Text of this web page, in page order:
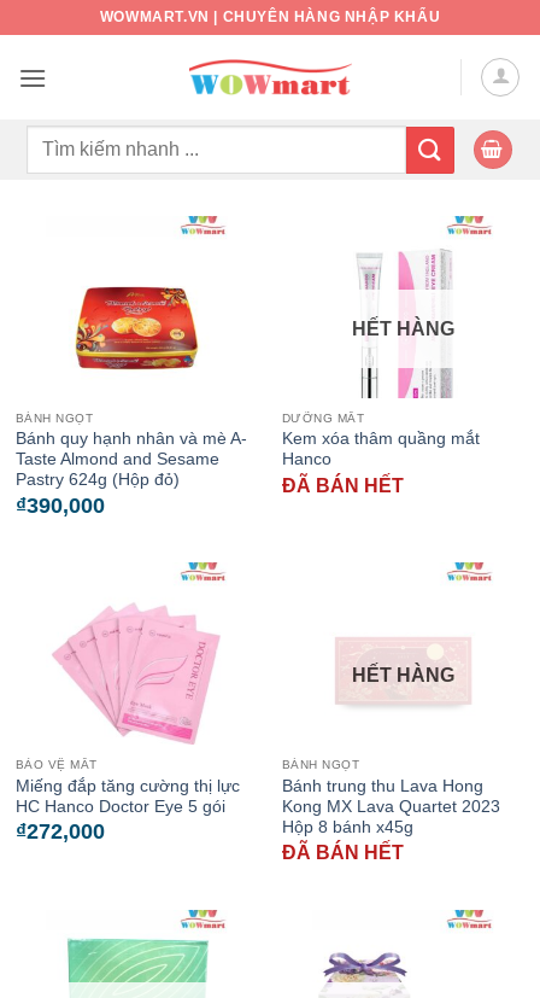
nội
WOWMART.VN | CHUYÊN HÀNG NHẬP KHẨU
Tìm
BÁNH NGỌT
Bánh quy hạnh nhân và mè A-
Taste Almond and Sesame
Pastry 624g (Hộp đỏ)
₫390,000
HẾT HÀNG
DƯỠNG MẮT
Kem xóa thâm quầng mắt
Hanco
ĐÃ BÁN HẾT
BẢO VỆ MẮT
Miếng đắp tăng cường thị lực
HC Hanco Doctor Eye 5 gói
₫272,000
HẾT HÀNG
BÁNH NGỌT
Bánh trung thu Lava Hong
Kong MX Lava Quartet 2023
Hộp 8 bánh x45g
ĐÃ BÁN HẾT